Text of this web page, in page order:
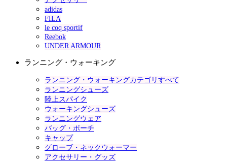
adidas
FILA
le coq sportif
Reebok
UNDER ARMOUR
ランニング・ウォーキング
ランニング・ウォーキングカテゴリすべて
ランニングシューズ
陸上スパイク
ウォーキングシューズ
ランニングウェア
バッグ・ポーチ
キャップ
グローブ・ネックウォーマー
アクセサリー・グッズ